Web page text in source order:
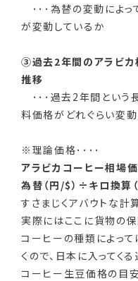
･･･為替の変動によっ
が変動しているか
③過去2年間のアラビカ
推移
･･･過去2年間という
料価格がどれぐらい変
※理論価格････
アラビカコーヒー相場
為替（円/$）÷キロ換算
すさまじくアバウトな計
実際にはここに貨物の
コーヒーの種類によって
くので、日本に入ってく
コーヒー生豆価格の目